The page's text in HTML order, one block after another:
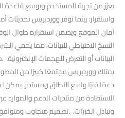
يعزز من تجربة المستخدم ويوسع قاعدة
واستقرار: بينما توفر ووردبريس
أمان الموقع ويضمن استقراره طوال
النسخ الاحتياطي للبيانات، مما يحمي
البيانات أو التعرض للهجمات
يمتلك ووردبريس مجتمعًا كبيرًا من
دعمًا فنيًا واسع النطاق ومستمر. يمكن
الاستفادة من منتديات الدعم والموارد
وتبادل الخبرات. .تصميم متجاوب